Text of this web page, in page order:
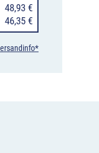
48,93 €
46,35 €